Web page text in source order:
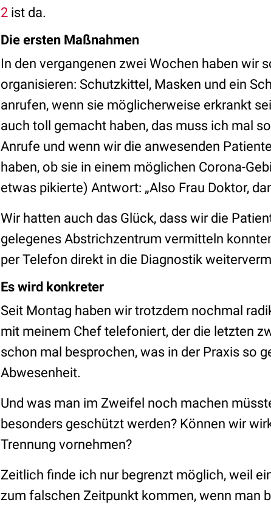
2 ist da.
Die ersten Maßnahmen
In den vergangenen zwei Wochen haben wir
organisieren: Schutzkittel, Masken und ein
anrufen, wenn sie möglicherweise erkrankt
auch toll gemacht haben, das muss ich mal
Anrufe und wenn wir die anwesenden
haben, ob sie in einem möglichen Corona-
etwas pikierte) Antwort: „Also Frau Doktor,
Wir hatten auch das Glück, dass wir die
gelegenes Abstrichzentrum vermitteln
per Telefon direkt in die Diagnostik
Es wird konkreter
Seit Montag haben wir trotzdem nochmal
mit meinem Chef telefoniert, der die letzten
schon mal besprochen, was in der Praxis so
Abwesenheit.
Und was man im Zweifel noch machen
besonders geschützt werden? Können wir
Trennung vornehmen?
Zeitlich finde ich nur begrenzt möglich, weil
zum falschen Zeitpunkt kommen, wenn man